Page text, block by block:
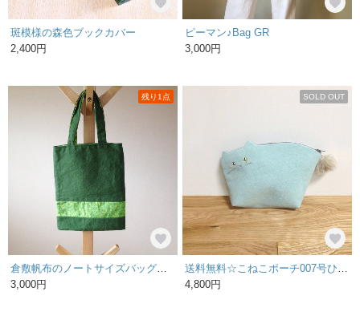
斑模様の森色ブックカバー
2,400円
ピーマン♪Bag GR
3,000円
残り1点
3,000円
SOLD OUT
4,800円